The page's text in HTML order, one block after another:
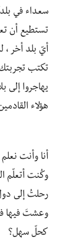
سعداء في
تستطيع أن
أيّ بلد أخر ،
تكتب تجربتك
يهاجروا إلى
هؤلاء
أنا وأنت
وكُنت أتعلّم
رحلتُ إلى
وعشتَ فيها
كحلّ سهل؟